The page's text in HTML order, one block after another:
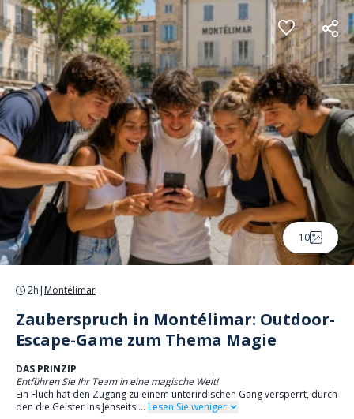
Cookie-Einstellungen
10
2h | Montélimar
Zauberspruch in Montélimar: Outdoor-
Escape-Game zum Thema Magie
DAS PRINZIP
Entführen Sie Ihr Team in eine magische Welt!
Ein Fluch hat den Zugang zu einem unterirdischen Gang versperrt, durch
den die Geister ins Jenseits ... Lesen Sie weniger